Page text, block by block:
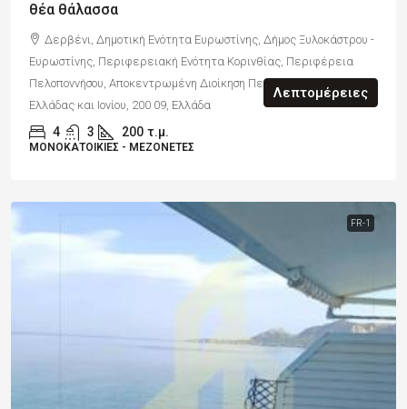
θέα θάλασσα
Δερβένι, Δημοτική Ενότητα Ευρωστίνης, Δήμος Ξυλοκάστρου -
Ευρωστίνης, Περιφερειακή Ενότητα Κορινθίας, Περιφέρεια
Πελοποννήσου, Αποκεντρωμένη Διοίκηση Πελοποννήσου, Δυτικής
Ελλάδας και Ιονίου, 200 09, Ελλάδα
4 3 200 τ.μ.
ΜΟΝΟΚΑΤΟΙΚΊΕΣ - ΜΕΖΟΝΈΤΕΣ
Λεπτομέρειες
FR-1